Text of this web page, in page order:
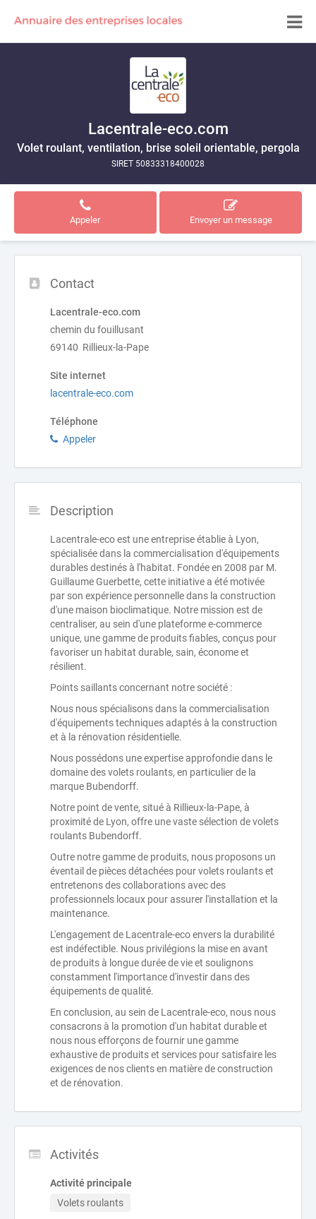
Lacentrale-eco.com
Volet roulant, ventilation, brise soleil orientable, pergola
SIRET 50833318400028
Appeler Envoyer un message
Contact
Lacentrale-eco.com
chemin du fouillusant
69140 Rillieux-la-Pape
Site internet
lacentrale-eco.com
Téléphone
Appeler
Description
Lacentrale-eco est une entreprise établie à Lyon,
spécialisée dans la commercialisation d'équipements
durables destinés à l'habitat. Fondée en 2008 par M.
Guillaume Guerbette, cette initiative a été motivée
par son expérience personnelle dans la construction
d'une maison bioclimatique. Notre mission est de
centraliser, au sein d'une plateforme e-commerce
unique, une gamme de produits fiables, conçus pour
favoriser un habitat durable, sain, économe et
résilient.
Points saillants concernant notre société :
Nous nous spécialisons dans la commercialisation
d'équipements techniques adaptés à la construction
et à la rénovation résidentielle.
Nous possédons une expertise approfondie dans le
domaine des volets roulants, en particulier de la
marque Bubendorff.
Notre point de vente, situé à Rillieux-la-Pape, à
proximité de Lyon, offre une vaste sélection de volets
roulants Bubendorff.
Outre notre gamme de produits, nous proposons un
éventail de pièces détachées pour volets roulants et
entretenons des collaborations avec des
professionnels locaux pour assurer l'installation et la
maintenance.
L'engagement de Lacentrale-eco envers la durabilité
est indéfectible. Nous privilégions la mise en avant
de produits à longue durée de vie et soulignons
constamment l'importance d'investir dans des
équipements de qualité.
En conclusion, au sein de Lacentrale-eco, nous nous
consacrons à la promotion d'un habitat durable et
nous nous efforçons de fournir une gamme
exhaustive de produits et services pour satisfaire les
exigences de nos clients en matière de construction
et de rénovation.
Activités
Activité principale
Volets roulants